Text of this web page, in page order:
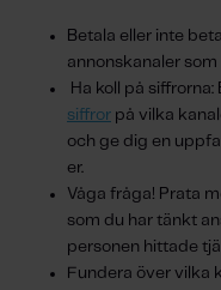
Betala eller inte
annonskanaler som
Ha koll på siffrorna:
siffror på vilka
och ge dig en
er.
Våga fråga! Prata
som du har tänkt
personen hittade
Fundera över vilka